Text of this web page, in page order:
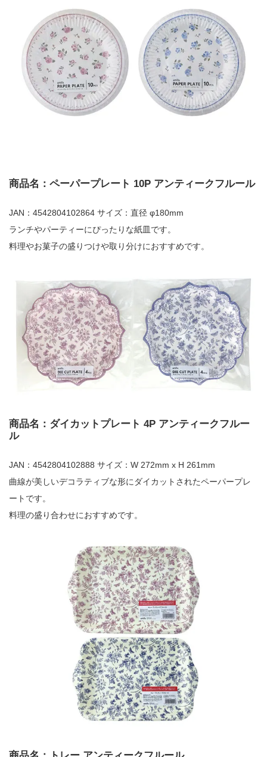
商品名：ペーパープレート 10P アンティークフルール
JAN：4542804102864 サイズ：直径 φ180mm
ランチやパーティーにぴったりな紙皿です。
料理やお菓子の盛りつけや取り分けにおすすめです。
商品名：ダイカットプレート 4P アンティークフルー
ル
JAN：4542804102888 サイズ：W 272mm x H 261mm
曲線が美しいデコラティブな形にダイカットされたペーパープレ
ートです。
料理の盛り合わせにおすすめです。